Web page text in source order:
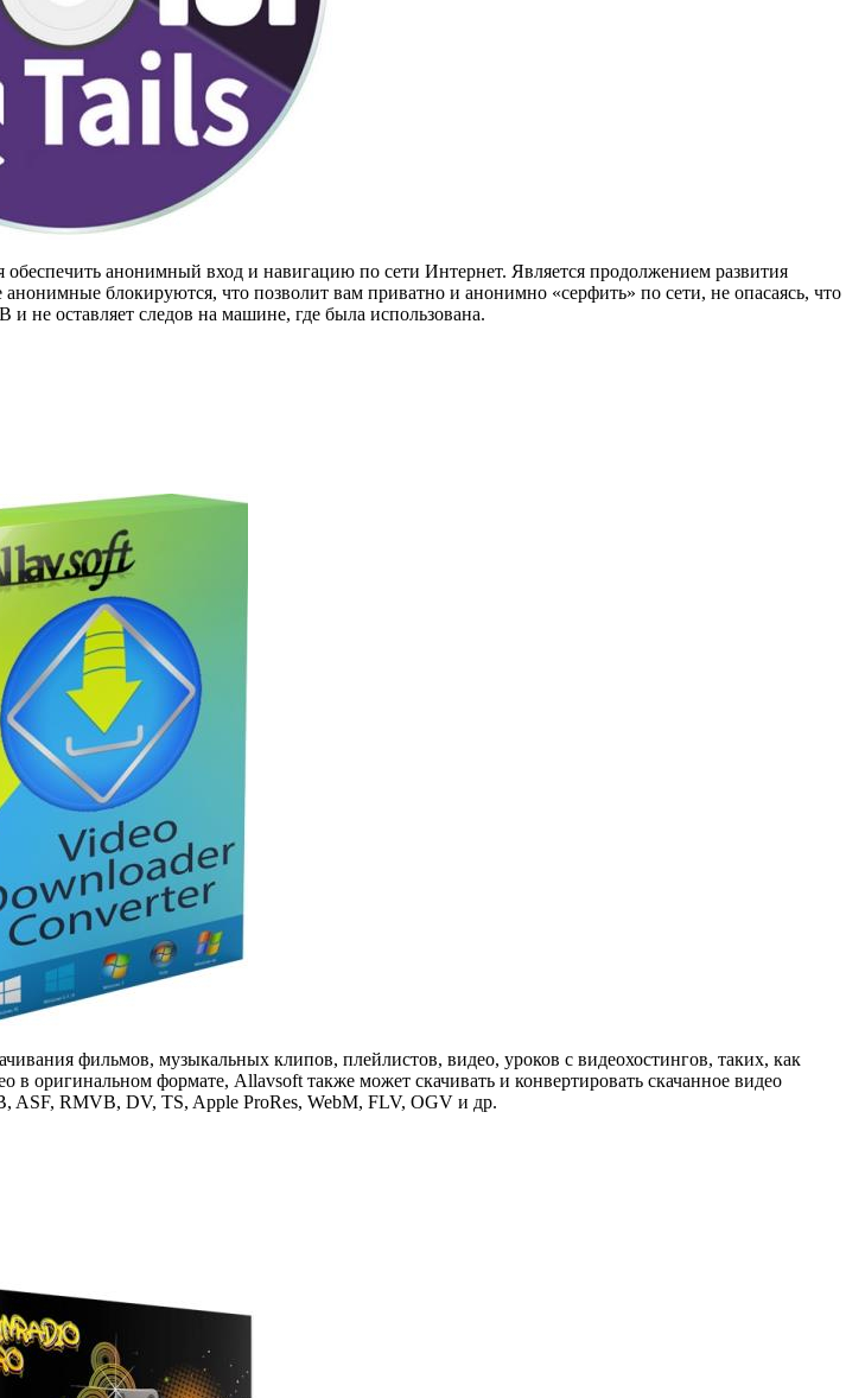
анонимный вход и навигацию по сети Интернет. Является продолжением развития
блокируются, что позволит вам приватно и анонимно «серфить» по сети, не опасаясь, что
не оставляет следов на машине, где была использована.
фильмов, музыкальных клипов, плейлистов, видео, уроков с видеохостингов, таких, как
оригинальном формате, Allavsoft также может скачивать и конвертировать скачанное видео
RMVB, DV, TS, Apple ProRes, WebM, FLV, OGV и др.